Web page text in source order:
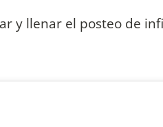
y llenar el posteo de